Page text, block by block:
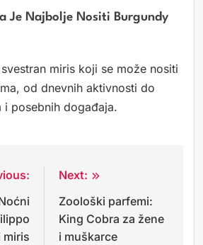
Je Najbolje Nositi Burgundy
miris koji se može nositi
od dnevnih aktivnosti do
i posebnih događaja.
miris
Next:
Zoološki parfemi:
King Cobra za žene
i muškarce